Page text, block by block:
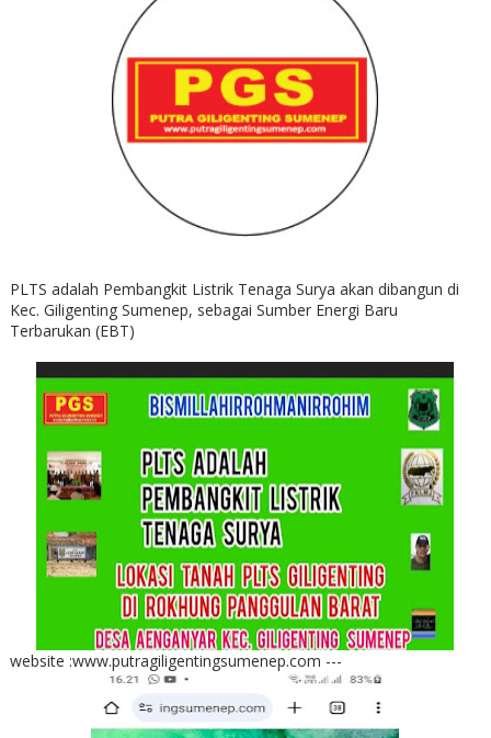
PLTS adalah Pembangkit Listrik Tenaga Surya akan dibangun di
Kec. Giligenting Sumenep, sebagai Sumber Energi Baru
Terbarukan (EBT)
website :www.putragiligentingsumenep.com ---